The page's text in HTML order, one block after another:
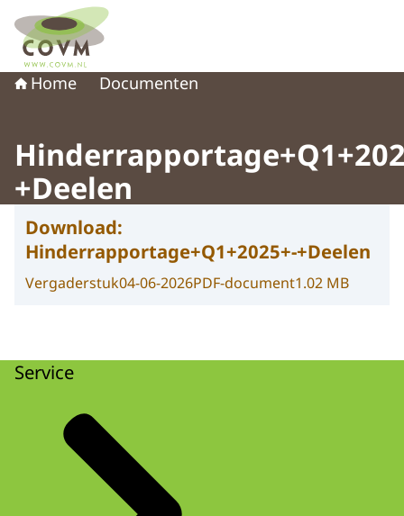
Naar de homepage van COVM
Home Documenten
+Deelen
Download:
Hinderrapportage+Q1+2025+-+Deelen
Vergaderstuk04-06-2026PDF-document1.02 MB
Service